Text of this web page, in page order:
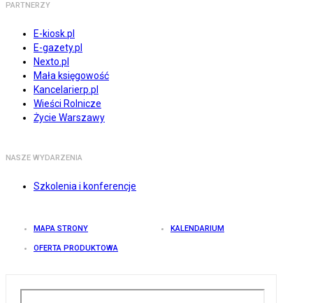
PARTNERZY
E-kiosk.pl
E-gazety.pl
Nexto.pl
Mała księgowość
Kancelarierp.pl
Wieści Rolnicze
Życie Warszawy
NASZE WYDARZENIA
Szkolenia i konferencje
MAPA STRONY KALENDARIUM
OFERTA PRODUKTOWA